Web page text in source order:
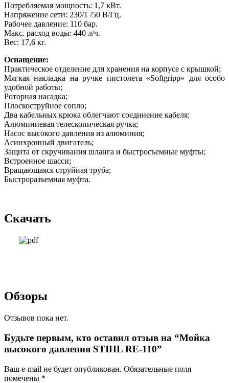
Потребляемая мощность: 1,7 кВт.
Напряжение сети: 230/1 /50 В/Гц.
Рабочее давление: 110 бар.
Макс. расход воды: 440 л/ч.
Вес: 17,6 кг.
Оснащение:
Практическое отделение для хранения на корпусе с крышкой;
Мягкая накладка на ручке пистолета «Softgripp» для особо
удобной работы;
Роторная насадка;
Плоскоструйное сопло;
Два кабельных крюка облегчают соединение кабеля;
Алюминиевая телескопическая ручка;
Насос высокого давления из алюминия;
Асинхронный двигатель;
Защита от скручивания шланга и быстросъемные муфты;
Встроенное шасси;
Вращающаяся струйная труба;
Быстроразъемная муфта.
Скачать
Обзоры
Отзывов пока нет.
Будьте первым, кто оставил отзыв на “Мойка
высокого давления STIHL RE-110”
Ваш e-mail не будет опубликован. Обязательные поля
помечены *